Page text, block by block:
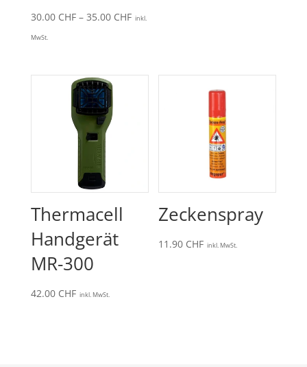
30.00 CHF – 35.00 CHFPreisspanne:
inkl.
MwSt.
Thermacell
Handgerät
MR-300
42.00 CHF inkl. MwSt.
Zeckenspray
11.90 CHF inkl. MwSt.